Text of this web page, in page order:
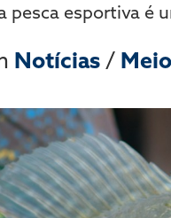
pesca esportiva é
Notícias/